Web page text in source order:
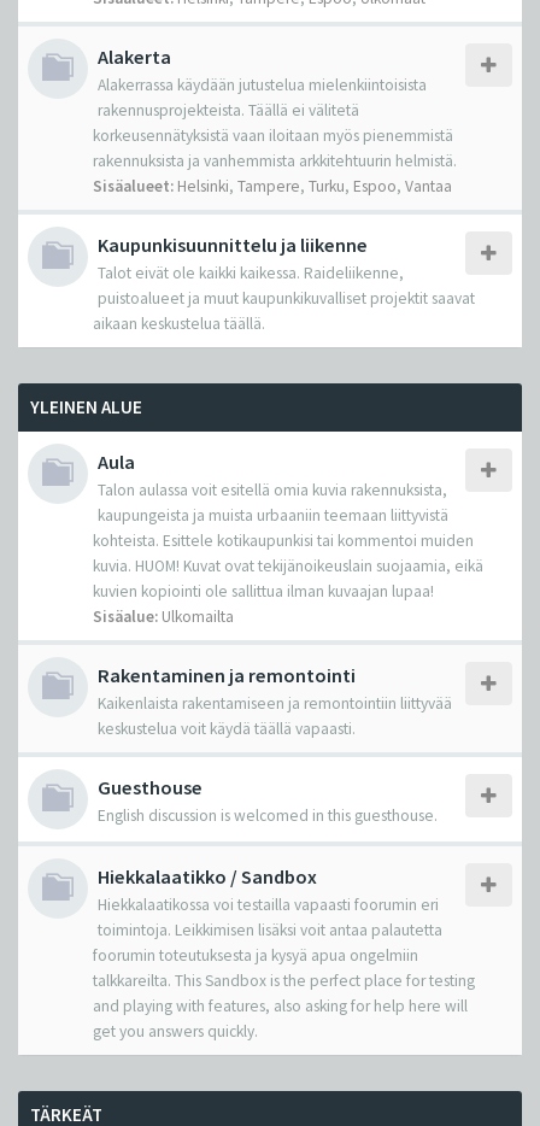
Alakerta
Alakerrassa käydään jutustelua mielenkiintoisista
rakennusprojekteista. Täällä ei välitetä
korkeusennätyksistä vaan iloitaan myös pienemmistä
rakennuksista ja vanhemmista arkkitehtuurin helmistä.
Sisäalueet: Helsinki, Tampere, Turku, Espoo, Vantaa
Kaupunkisuunnittelu ja liikenne
Talot eivät ole kaikki kaikessa. Raideliikenne,
puistoalueet ja muut kaupunkikuvalliset projektit saavat
aikaan keskustelua täällä.
YLEINEN ALUE
Aula
Talon aulassa voit esitellä omia kuvia rakennuksista,
kaupungeista ja muista urbaaniin teemaan liittyvistä
kohteista. Esittele kotikaupunkisi tai kommentoi muiden
kuvia. HUOM! Kuvat ovat tekijänoikeuslain suojaamia, eikä
kuvien kopiointi ole sallittua ilman kuvaajan lupaa!
Sisäalue: Ulkomailta
Rakentaminen ja remontointi
Kaikenlaista rakentamiseen ja remontointiin liittyvää
keskustelua voit käydä täällä vapaasti.
Guesthouse
English discussion is welcomed in this guesthouse.
Hiekkalaatikko / Sandbox
Hiekkalaatikossa voi testailla vapaasti foorumin eri
toimintoja. Leikkimisen lisäksi voit antaa palautetta
foorumin toteutuksesta ja kysyä apua ongelmiin
talkkareilta. This Sandbox is the perfect place for testing
and playing with features, also asking for help here will
get you answers quickly.
TÄRKEÄT